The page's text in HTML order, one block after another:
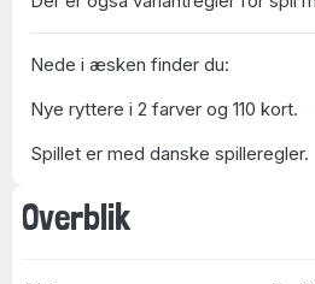
Overblik
Nede i æsken finder du:
Nye ryttere i 2 farver og 110 kort.
Spillet er med danske spilleregler.